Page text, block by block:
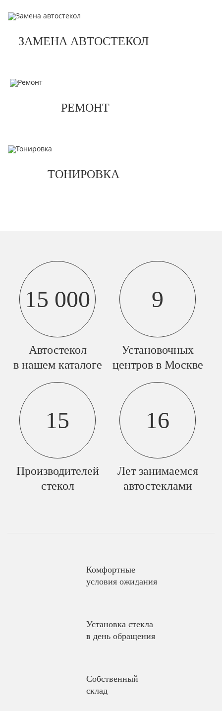
ЗАМЕНА АВТОСТЕКОЛ
РЕМОНТ
ТОНИРОВКА
15 000
Автостекол
в нашем каталоге
9
Установочных
центров в Москве
15
Производителей
стекол
16
Лет занимаемся
автостеклами
Комфортные
условия ожидания
Установка стекла
в день обращения
Собственный
склад